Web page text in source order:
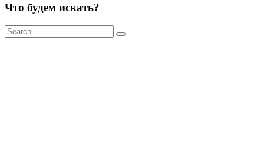
Что будем искать?
Результаты
поиска